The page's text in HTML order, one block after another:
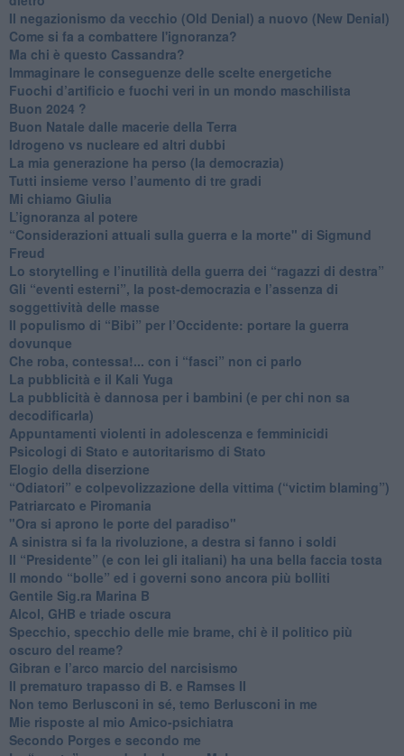
Il negazionismo da vecchio (Old Denial) a nuovo (New Denial)
Come si fa a combattere l'ignoranza?
Ma chi è questo Cassandra?
Immaginare le conseguenze delle scelte energetiche
​Fuochi d’artificio e fuochi veri in un mondo maschilista
Buon 2024 ?
​Buon Natale dalle macerie della Terra
​Idrogeno vs nucleare ed altri dubbi
​La mia generazione ha perso (la democrazia)
​Tutti insieme verso l’aumento di tre gradi
Mi chiamo Giulia
L’ignoranza al potere
​“Considerazioni attuali sulla guerra e la morte" di Sigmund
Freud
​Lo storytelling e l’inutilità della guerra dei “ragazzi di destra”
​Gli “eventi esterni”, la post-democrazia e l’assenza di
soggettività delle masse
​Il populismo di “Bibi” per l’Occidente: portare la guerra
dovunque
​Che roba, contessa!... con i “fasci” non ci parlo
La pubblicità e il Kali Yuga
​La pubblicità è dannosa per i bambini (e per chi non sa
decodificarla)
​Appuntamenti violenti in adolescenza e femminicidi
​Psicologi di Stato e autoritarismo di Stato
Elogio della diserzione
“Odiatori” e colpevolizzazione della vittima (“victim blaming”)
​Patriarcato e Piromania
"Ora si aprono le porte del paradiso"
​A sinistra si fa la rivoluzione, a destra si fanno i soldi
​Il “Presidente” (e con lei gli italiani) ha una bella faccia tosta
​Il mondo “bolle” ed i governi sono ancora più bolliti
​Gentile Sig.ra Marina B
​Alcol, GHB e triade oscura
​Specchio, specchio delle mie brame, chi è il politico più
oscuro del reame?
​Gibran e l’arco marcio del narcisismo
​Il prematuro trapasso di B. e Ramses II
​Non temo Berlusconi in sé, temo Berlusconi in me
​Mie risposte al mio Amico-psichiatra
​Secondo Porges e secondo me